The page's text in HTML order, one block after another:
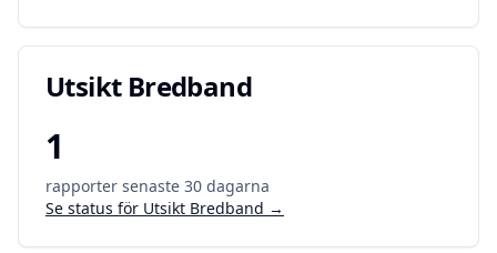
Utsikt Bredband
1
rapporter senaste 30 dagarna
Se status för Utsikt Bredband →